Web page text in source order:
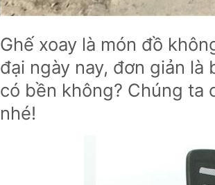
Ghế xoay là món đồ
đại ngày nay, đơn giản là
có bền không? Chúng ta
nhé!